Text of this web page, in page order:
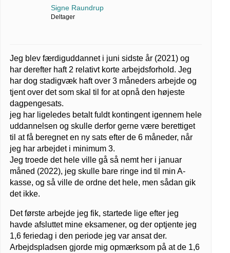
Signe Raundrup
Deltager
Jeg blev færdiguddannet i juni sidste år (2021) og
har derefter haft 2 relativt korte arbejdsforhold. Jeg
har dog stadigvæk haft over 3 måneders arbejde og
tjent over det som skal til for at opnå den højeste
dagpengesats.
jeg har ligeledes betalt fuldt kontingent igennem hele
uddannelsen og skulle derfor gerne være berettiget
til at få beregnet en ny sats efter de 6 måneder, når
jeg har arbejdet i minimum 3.
Jeg troede det hele ville gå så nemt her i januar
måned (2022), jeg skulle bare ringe ind til min A-
kasse, og så ville de ordne det hele, men sådan gik
det ikke.
Det første arbejde jeg fik, startede lige efter jeg
havde afsluttet mine eksamener, og der optjente jeg
1,6 feriedag i den periode jeg var ansat der.
Arbejdspladsen gjorde mig opmærksom på at de 1,6